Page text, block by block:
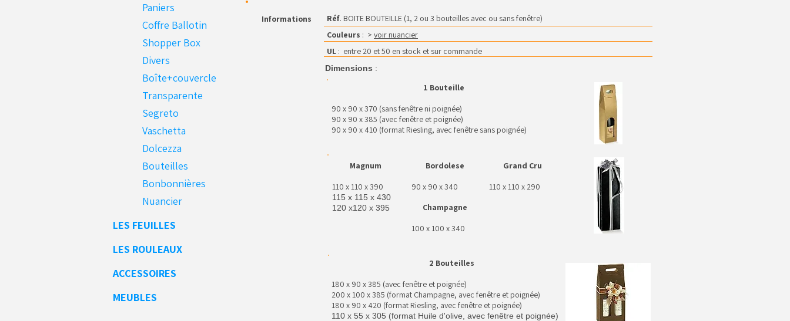
Paniers
Coffre Ballotin
Shopper Box
Divers
Boîte+couvercle
Transparente
Segreto
Vaschetta
Dolcezza
Bouteilles
Bonbonnières
Nuancier
LES FEUILLES
LES ROULEAUX
ACCESSOIRES
MEUBLES
Informations Réf. BOITE BOUTEILLE (1, 2 ou 3 bouteilles avec ou sans fenêtre)
Couleurs : > voir nuancier
UL : entre 20 et 50 en stock et sur commande
Dimensions :
1 Bouteille
90 x 90 x 370 (sans fenêtre ni poignée)
90 x 90 x 385 (avec fenêtre et poignée)
90 x 90 x 410 (format Riesling, avec fenêtre sans poignée)
Magnum
110 x 110 x 390
115 x 115 x 430
120 x120 x 395
Bordolese
90 x 90 x 340
Champagne
100 x 100 x 340
Grand Cru
110 x 110 x 290
2 Bouteilles
180 x 90 x 385 (avec fenêtre et poignée)
200 x 100 x 385 (format Champagne, avec fenêtre et poignée)
180 x 90 x 420 (format Riesling, avec fenêtre et poignée)
110 x 55 x 305 (format Huile d'olive, avec fenêtre et poignée)